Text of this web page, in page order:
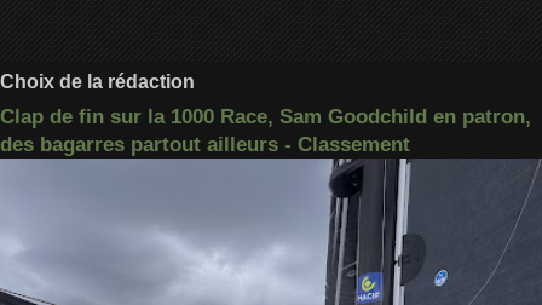
Choix de la rédaction
Clap de fin sur la 1000 Race, Sam Goodchild en patron,
des bagarres partout ailleurs - Classement